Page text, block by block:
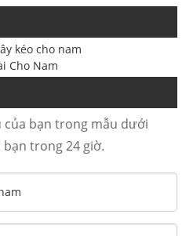
kéo cho nam
Cho Nam
của bạn trong mẫu dưới
trong 24 giờ.